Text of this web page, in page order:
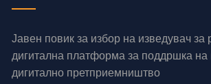
Јавен повик за избор на изведувач за
дигитална платформа за поддршка
дигитално претприемништво